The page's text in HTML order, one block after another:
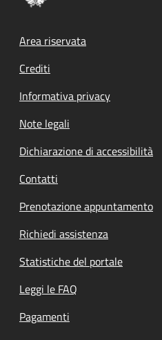
Footer menu
Area riservata
Crediti
Informativa privacy
Note legali
Dichiarazione di accessibilità
Contatti
Prenotazione appuntamento
Richiedi assistenza
Statistiche del portale
Leggi le FAQ
Pagamenti